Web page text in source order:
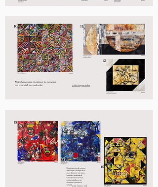
@aldochaparrostudios
@ariel.orozco.rod